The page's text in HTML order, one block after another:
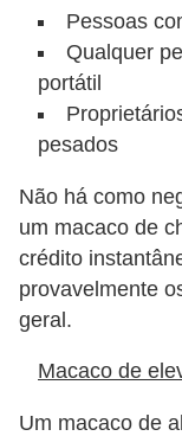
Pessoas
Qualquer
portátil
pesados
Não há como
um macaco de
crédito
provavelmente
geral.
Macaco de
Um macaco de